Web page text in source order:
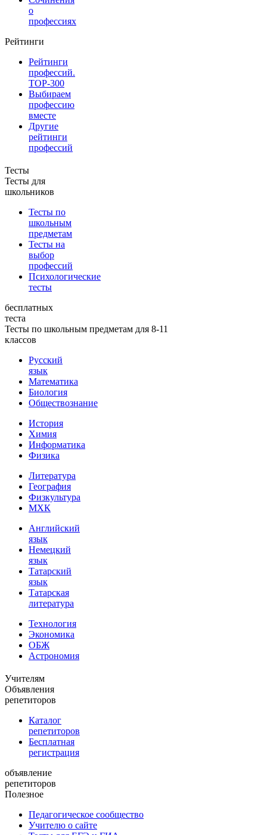
о
профессиях
Рейтинги
Рейтинги
профессий.
TOP-300
Выбираем
профессию
вместе
Другие
рейтинги
профессий
Тесты
Тесты для
школьников
Тесты по
школьным
предметам
Тесты на
выбор
профессий
Психологические
тесты
бесплатных
теста
Тесты по школьным предметам для 8-11
классов
Русский
язык
Математика
Биология
Обществознание
История
Химия
Информатика
Физика
Литература
География
Физкультура
МХК
Английский
язык
Немецкий
язык
Татарский
язык
Татарская
литература
Технология
Экономика
ОБЖ
Астрономия
Учителям
Объявления
репетиторов
Каталог
репетиторов
Бесплатная
регистрация
объявление
репетиторов
Полезное
Педагогическое сообщество
Учителю о сайте